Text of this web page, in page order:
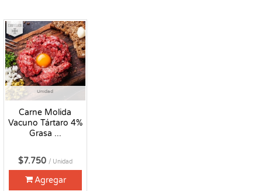
Unidad
Carne Molida
Vacuno Tártaro 4%
Grasa ...
Congelado
$7.750 / Unidad
Agregar